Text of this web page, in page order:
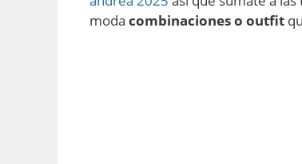
moda combinaciones o outfit